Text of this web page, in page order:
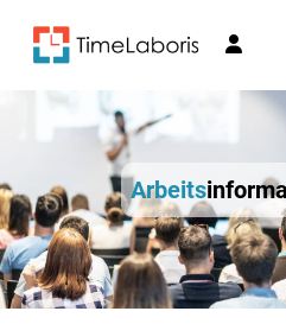
Arbeits